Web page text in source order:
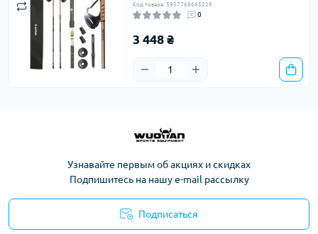
Код товара: 5907766665229
0
3 448 ₴
Узнавайте первым об акциях и скидках
Подпишитесь на нашу e-mail рассылку
Подписаться